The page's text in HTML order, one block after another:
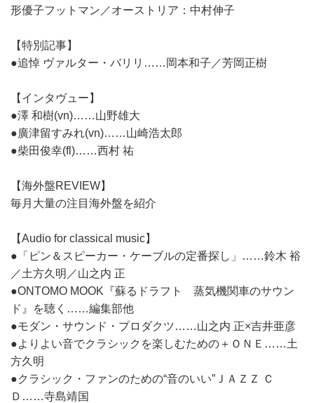
形優子フットマン／オーストリア：中村伸子
【特別記事】
●追悼 ヴァルター・バリリ……岡本和子／芳岡正樹
【インタヴュー】
●澤 和樹(vn)……山野雄大
●廣津留すみれ(vn)……山崎浩太郎
●柴田俊幸(fl)……西村 祐
【海外盤REVIEW】
毎月大量の注目海外盤を紹介
【Audio for classical music】
●「ピン＆スピーカー・ケーブルの定番探し」……鈴木 裕
／土方久明／山之内 正
●ONTOMO MOOK『蘇るドラフト 蒸気機関車のサウン
ド』を聴く……編集部他
●モダン・サウンド・プロダクツ……山之内 正×吉井亜彦
●よりよい音でクラシックを楽しむための＋ＯＮＥ……土
方久明
●クラシック・ファンのための“音のいい”ＪＡＺＺ Ｃ
Ｄ……寺島靖国